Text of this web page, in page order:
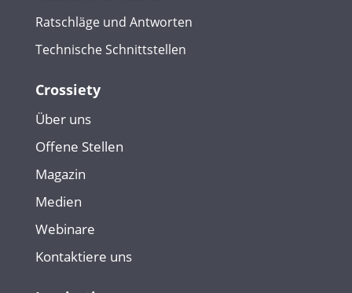
Ratschläge und Antworten
Technische Schnittstellen
Crossiety
Über uns
Offene Stellen
Magazin
Medien
Webinare
Kontaktiere uns